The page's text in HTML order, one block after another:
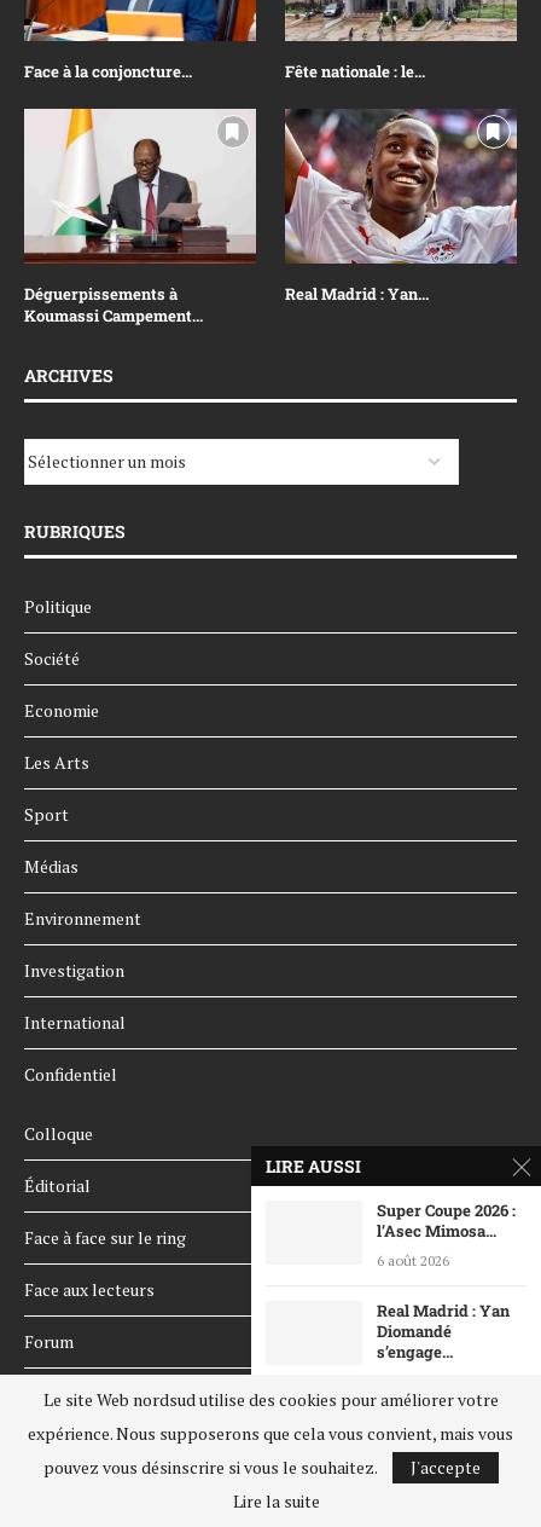
Face à la conjoncture... Fête nationale : le...
Déguerpissements à
Koumassi Campement...
Real Madrid : Yan...
ARCHIVES
RUBRIQUES
Politique
Société
Economie
Les Arts
Sport
Médias
Environnement
Investigation
International
Confidentiel
Colloque
Éditorial
Face à face sur le ring
Face aux lecteurs
Forum
Le supplément
Les Chroniques
LIRE AUSSI
Super Coupe 2026 :
l’Asec Mimosa...
6 août 2026
Real Madrid : Yan
Diomandé
s’engage...
Côte d’Ivoire :
Hervé Renard
officiellement...
Le site Web nordsud utilise des cookies pour améliorer votre
expérience. Nous supposerons que cela vous convient, mais vous
pouvez vous désinscrire si vous le souhaitez.
J'accepte
Lire la suite